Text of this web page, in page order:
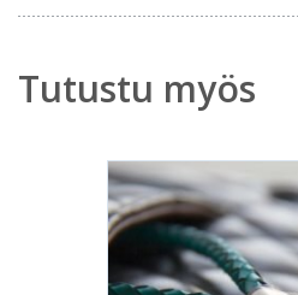
Tutustu myös